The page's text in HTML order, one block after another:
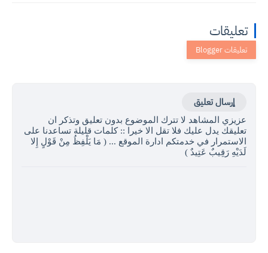
تعليقات
إرسال تعليق
عزيزي المشاهد لا تترك الموضوع بدون تعليق وتذكر ان
تعليقك يدل عليك فلا تقل الا خيرا :: كلمات قليلة تساعدنا على
الاستمرار في خدمتكم ادارة الموقع ... ( مَا يَلْفِظُ مِنْ قَوْلٍ إِلا
لَدَيْهِ رَقِيبٌ عَتِيدٌ )